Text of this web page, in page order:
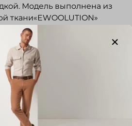
Модель выполнена из
ткани«EWOOLUTION»
не сковывает движений,
на молнии, пояс
Три кармана спереди
Шлевки под ремень и
строчкой в тон изделия.
выполнен из кожи.
с сорочками, трикотажем,
повседневного стиля.